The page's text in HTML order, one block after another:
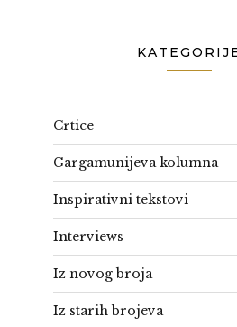
Crtice
Gargamunijeva kolumna
Inspirativni tekstovi
Interviews
Iz novog broja
Iz starih brojeva